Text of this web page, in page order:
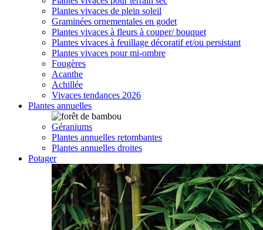
Plantes vivaces de plein soleil
Graminées ornementales en godet
Plantes vivaces à fleurs à couper/ bouquet
Plantes vivaces à feuillage décoratif et/ou persistant
Plantes vivaces pour mi-ombre
Fougères
Acanthe
Achillée
Vivaces tendances 2026
Plantes annuelles
Géraniums
Plantes annuelles retombantes
Plantes annuelles droites
Potager